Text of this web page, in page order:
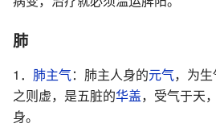
肺
1． 肺主气：肺主人身的元气，为
之则虚，是五脏的华盖，受气于天
身。